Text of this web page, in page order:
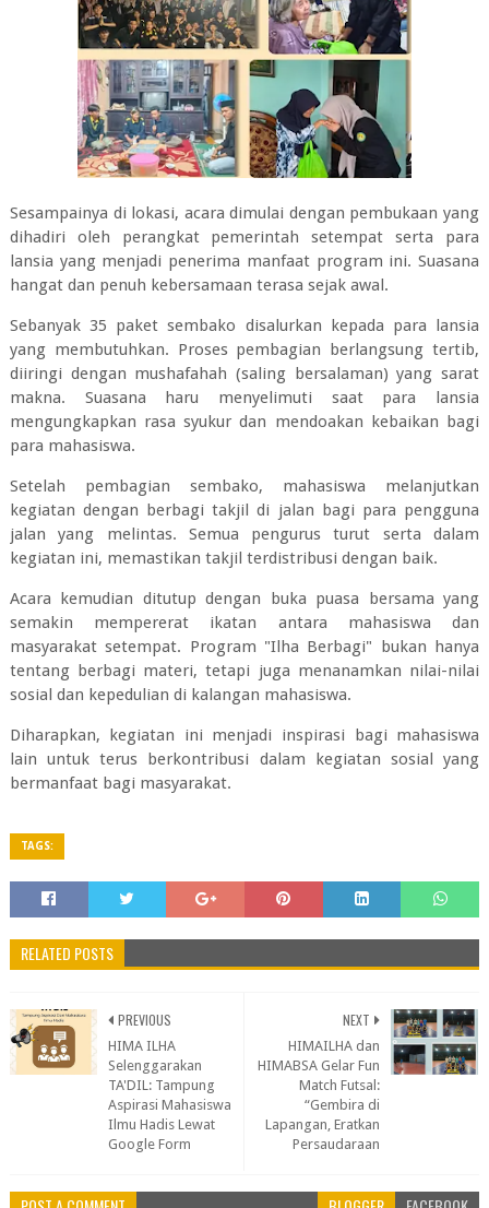
Sesampainya di lokasi, acara dimulai dengan pembukaan yang
dihadiri oleh perangkat pemerintah setempat serta para
lansia yang menjadi penerima manfaat program ini. Suasana
hangat dan penuh kebersamaan terasa sejak awal.
Sebanyak 35 paket sembako disalurkan kepada para lansia
yang membutuhkan. Proses pembagian berlangsung tertib,
diiringi dengan mushafahah (saling bersalaman) yang sarat
makna. Suasana haru menyelimuti saat para lansia
mengungkapkan rasa syukur dan mendoakan kebaikan bagi
para mahasiswa.
Setelah pembagian sembako, mahasiswa melanjutkan
kegiatan dengan berbagi takjil di jalan bagi para pengguna
jalan yang melintas. Semua pengurus turut serta dalam
kegiatan ini, memastikan takjil terdistribusi dengan baik.
Acara kemudian ditutup dengan buka puasa bersama yang
semakin mempererat ikatan antara mahasiswa dan
masyarakat setempat. Program "Ilha Berbagi" bukan hanya
tentang berbagi materi, tetapi juga menanamkan nilai-nilai
sosial dan kepedulian di kalangan mahasiswa.
Diharapkan, kegiatan ini menjadi inspirasi bagi mahasiswa
lain untuk terus berkontribusi dalam kegiatan sosial yang
bermanfaat bagi masyarakat.
TAGS:
RELATED POSTS
NEXT
HIMAILHA dan
HIMABSA Gelar Fun
Match Futsal:
“Gembira di
Lapangan, Eratkan
Persaudaraan
PREVIOUS
HIMA ILHA
Selenggarakan
TA'DIL: Tampung
Aspirasi Mahasiswa
Ilmu Hadis Lewat
Google Form